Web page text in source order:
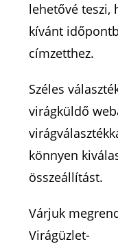
lehetővé teszi,
kívánt
címzetthez.
Széles
virágküldő
könnyen
összeállítást.
Várjuk
Virágüzlet-